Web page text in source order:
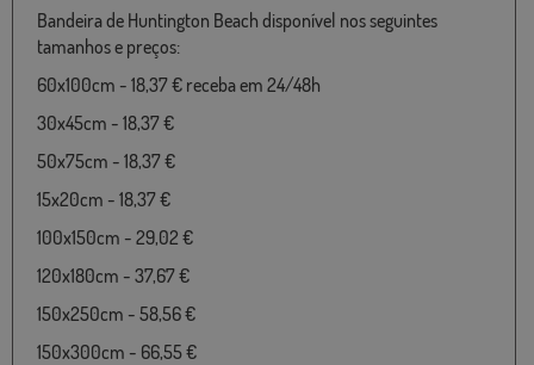
Bandeira de Huntington Beach disponível nos seguintes
tamanhos e preços:
60x100cm - 18,37 € receba em 24/48h
30x45cm - 18,37 €
50x75cm - 18,37 €
15x20cm - 18,37 €
100x150cm - 29,02 €
120x180cm - 37,67 €
150x250cm - 58,56 €
150x300cm - 66,55 €